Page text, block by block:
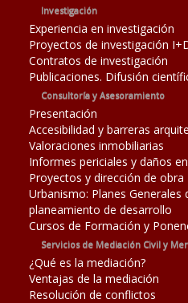
Investigación
Experiencia en investigación
Proyectos de investigación
Contratos de investigación
Publicaciones. Difusión
Consultoría y Asesoramiento
Presentación
Accesibilidad y barreras
Valoraciones inmobiliarias
Informes periciales y daños
Proyectos y dirección de obra
Urbanismo: Planes
planeamiento de desarrollo
Cursos de Formación y
Servicios de Mediación Civil y
¿Qué es la mediación?
Ventajas de la mediación
Resolución de conflictos